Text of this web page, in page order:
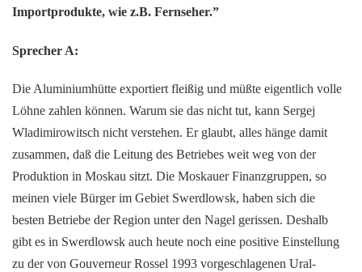
Importprodukte, wie z.B. Fernseher.”
Sprecher A:
Die Aluminiumhütte exportiert fleißig und müßte eigentlich volle
Löhne zahlen können. Warum sie das nicht tut, kann Sergej
Wladimirowitsch nicht verstehen. Er glaubt, alles hänge damit
zusammen, daß die Leitung des Betriebes weit weg von der
Produktion in Moskau sitzt. Die Moskauer Finanzgruppen, so
meinen viele Bürger im Gebiet Swerdlowsk, haben sich die
besten Betriebe der Region unter den Nagel gerissen. Deshalb
gibt es in Swerdlowsk auch heute noch eine positive Einstellung
zu der von Gouverneur Rossel 1993 vorgeschlagenen Ural-